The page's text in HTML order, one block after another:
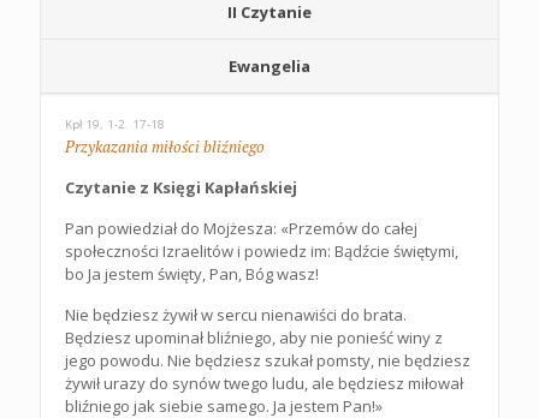
II Czytanie
Ewangelia
Kpł 19, 1-2. 17-18
Przykazania miłości bliźniego
Czytanie z Księgi Kapłańskiej
Pan powiedział do Mojżesza: «Przemów do całej
społeczności Izraelitów i powiedz im: Bądźcie świętymi,
bo Ja jestem święty, Pan, Bóg wasz!
Nie będziesz żywił w sercu nienawiści do brata.
Będziesz upominał bliźniego, aby nie ponieść winy z
jego powodu. Nie będziesz szukał pomsty, nie będziesz
żywił urazy do synów twego ludu, ale będziesz miłował
bliźniego jak siebie samego. Ja jestem Pan!»